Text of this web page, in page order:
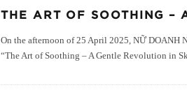
THE ART OF SOOTHING –
On the afternoon of 25 April 2025, NỮ DOANH
“The Art of Soothing – A Gentle Revolution in